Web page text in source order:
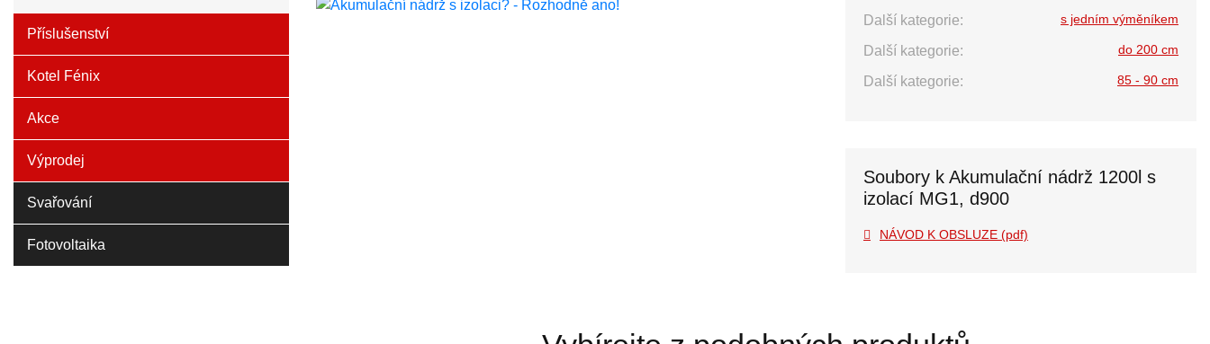
Příslušenství
Kotel Fénix
Akce
Výprodej
Svařování
Fotovoltaika
Další kategorie: s jedním výměníkem
Další kategorie: do 200 cm
Další kategorie: 85 - 90 cm
Soubory k Akumulační nádrž 1200l s
izolací MG1, d900
NÁVOD K OBSLUZE (pdf)